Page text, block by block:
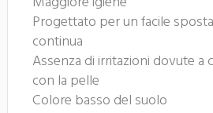
Progettato per un facile
continua
Assenza di irritazioni dovute a
con la pelle
Colore basso del suolo